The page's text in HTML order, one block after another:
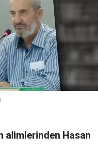
alimlerinden Hasan